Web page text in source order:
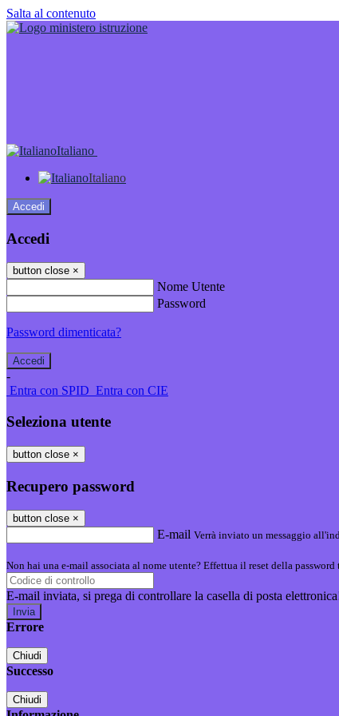
Salta al contenuto
Italiano
Italiano
Accedi
Accedi
button close ×
Nome Utente
Password
Password dimenticata?
-
Entra con SPID Entra con CIE
Seleziona utente
button close ×
Recupero password
button close ×
E-mail Verrà inviato un messaggio
Non hai una e-mail associata al nome utente? Effettua il reset della password
E-mail inviata, si prega di controllare la casella di posta
Errore
Chiudi
Successo
Chiudi